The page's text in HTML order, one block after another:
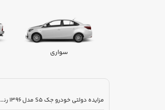
سواری
مزایده دولتی خودرو جک S5 مدل 1396 رنگ سفید